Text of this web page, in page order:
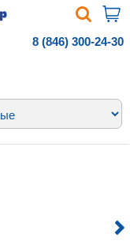
8 (846) 300-24-30